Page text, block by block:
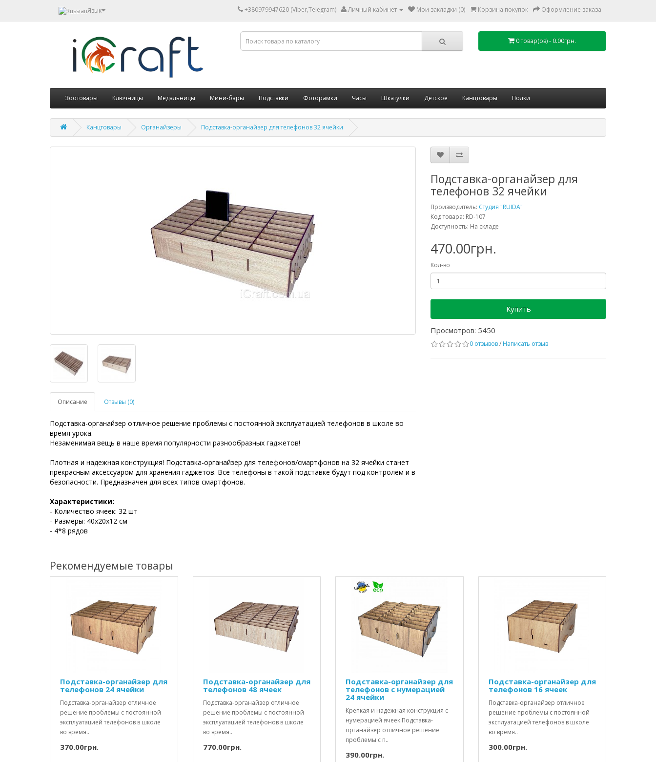
Язык +380979947620 (Viber,Telegram) Личный кабинет Мои закладки (0) Корзина покупок Оформление заказа
0 товар(ов) - 0.00грн.
Зоотовары Ключницы Медальницы Мини-бары Подставки Фоторамки Часы Шкатулки Детское Канцтовары Полки
Канцтовары Органайзеры Подставка-органайзер для телефонов 32 ячейки
Описание Отзывы (0)
Подставка-органайзер отличное решение проблемы с постоянной эксплуатацией телефонов в школе во
время урока.
Незаменимая вещь в наше время популярности разнообразных гаджетов!
Плотная и надежная конструкция! Подставка-органайзер для телефонов/смартфонов на 32 ячейки станет
прекрасным аксессуаром для хранения гаджетов. Все телефоны в такой подставке будут под контролем и в
безопасности. Предназначен для всех типов смартфонов.
Характеристики:
- Количество ячеек: 32 шт
- Размеры: 40х20х12 см
- 4*8 рядов
Подставка-органайзер для
телефонов 32 ячейки
Производитель: Студия "RUIDA"
Код товара: RD-107
Доступность: На складе
470.00грн.
Кол-во
Купить
Просмотров: 5450
0 отзывов/ Написать отзыв
Рекомендуемые товары
Подставка-органайзер для
телефонов 24 ячейки
Подставка-органайзер отличное
решение проблемы с постоянной
эксплуатацией телефонов в школе
во время..
370.00грн.
Подставка-органайзер для
телефонов 48 ячеек
Подставка-органайзер отличное
решение проблемы с постоянной
эксплуатацией телефонов в школе
во время..
770.00грн.
Подставка-органайзер для
телефонов с нумерацией
24 ячейки
Крепкая и надежная конструкция с
нумерацией ячеек.Подставка-
органайзер отличное решение
проблемы с п..
390.00грн.
Подставка-органайзер для
телефонов 16 ячеек
Подставка-органайзер отличное
решение проблемы с постоянной
эксплуатацией телефонов в школе
во время..
300.00грн.